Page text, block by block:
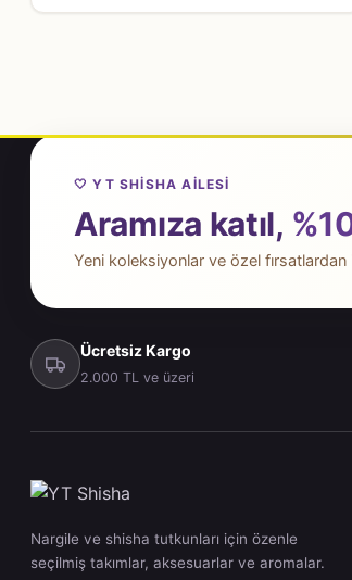
🤍 YT SHISHA AILESI
Aramıza katıl,
Yeni koleksiyonlar ve özel
Ücretsiz Kargo
2.000 TL ve üzeri
Nargile ve shisha tutkunları için özenle
seçilmiş takımlar, aksesuarlar ve aromalar.